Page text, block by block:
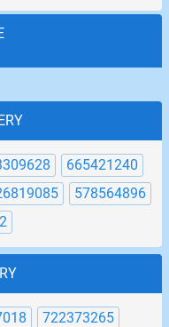
665421240
578564896
722373265